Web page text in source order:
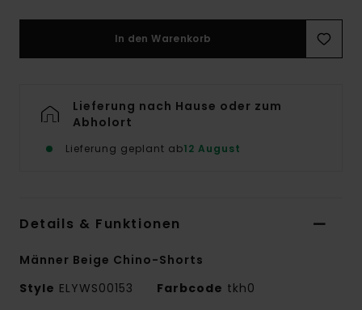
In den Warenkorb
Lieferung nach Hause oder zum
Abholort
Lieferung geplant ab12 August
Details & Funktionen
Männer Beige Chino-Shorts
Style ELYWS00153 Farbcode tkh0